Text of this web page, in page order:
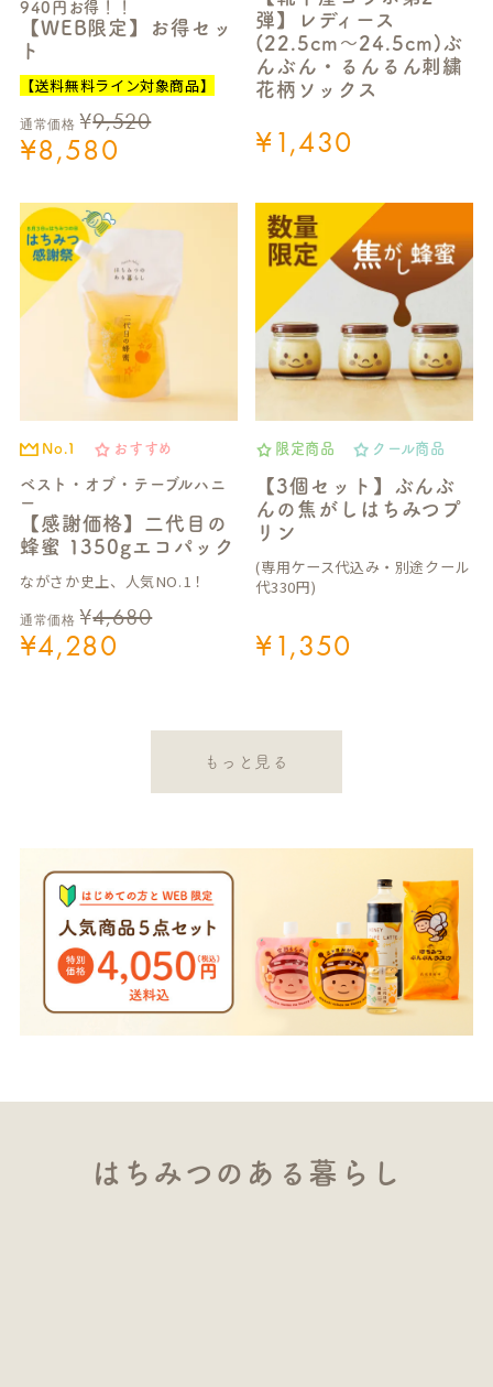
940円お得！！
【WEB限定】お得セッ
ト
【送料無料ライン対象商品】
通常価格 ¥9,520
¥8,580
弾】レディース
(22.5cm～24.5cm)ぶ
んぶん・るんるん刺繍
花柄ソックス
¥1,430
No.1 おすすめ
ベスト・オブ・テーブルハニ
ー
【感謝価格】二代目の
蜂蜜 1350gエコパック
ながさか史上、人気NO.1！
通常価格 ¥4,680
¥4,280
限定商品 クール商品
【3個セット】ぶんぶ
んの焦がしはちみつプ
リン
(専用ケース代込み・別途クール
代330円)
¥1,350
もっと見る
はちみつのある暮らし